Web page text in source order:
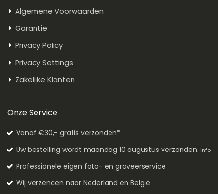
Algemene Voorwaarden
Garantie
Privacy Policy
Privacy Settings
Zakelijke Klanten
Onze Service
Vanaf €30,- gratis verzonden*
Uw bestelling wordt maandag 10 augustus verzonden. info
Professionele eigen foto- en graveerservice
Wij verzenden naar Nederland en België